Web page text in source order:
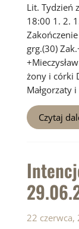
Lit. Tydzień
18:00 1. 2.
grg.(30)
żony i córki
Małgorzaty
Intencje
Mszalne
30.06
Czytaj
22 czerwca,